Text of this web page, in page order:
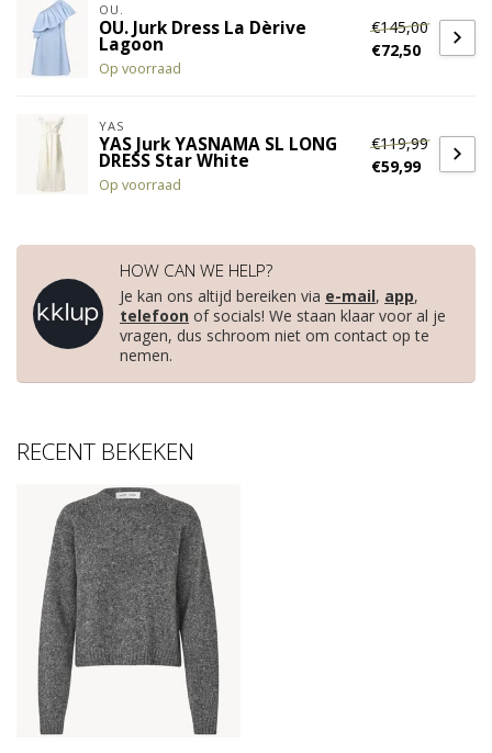
OU.
OU. Jurk Dress La Dèrive
Lagoon
Op voorraad
€145,00
€72,50
YAS
YAS Jurk YASNAMA SL LONG
DRESS Star White
Op voorraad
€119,99
€59,99
HOW CAN WE HELP?
Je kan ons altijd bereiken via e-mail, app,
telefoon of socials! We staan klaar voor al je
vragen, dus schroom niet om contact op te
nemen.
RECENT BEKEKEN